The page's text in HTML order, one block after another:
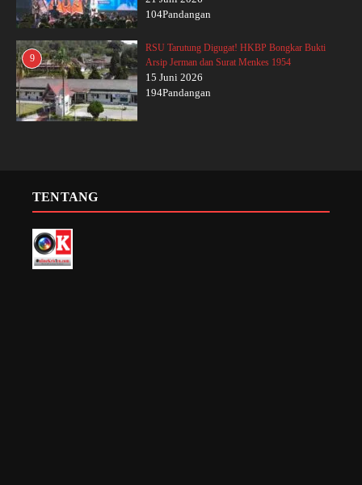
104Pandangan
9
RSU Tarutung Digugat! HKBP Bongkar Bukti
Arsip Jerman dan Surat Menkes 1954
15 Juni 2026
194Pandangan
TENTANG